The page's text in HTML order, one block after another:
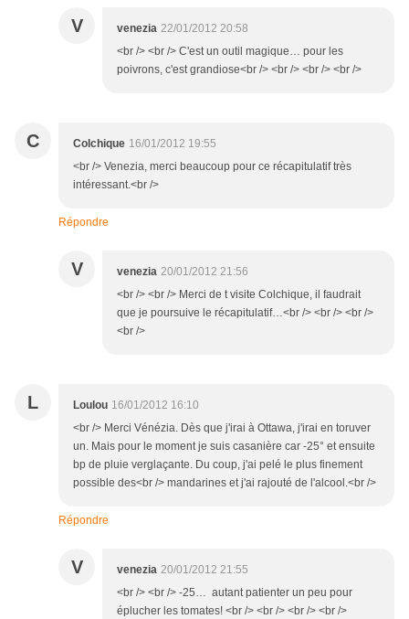
V venezia 22/01/2012 20:58
<br /> <br /> C'est un outil magique… pour les
poivrons, c'est grandiose<br /> <br /> <br /> <br />
C Colchique 16/01/2012 19:55
<br /> Venezia, merci beaucoup pour ce récapitulatif très
intéressant.<br />
Répondre
V venezia 20/01/2012 21:56
<br /> <br /> Merci de t visite Colchique, il faudrait
que je poursuive le récapitulatif…<br /> <br /> <br />
<br />
L Loulou 16/01/2012 16:10
<br /> Merci Vénézia. Dès que j'irai à Ottawa, j'irai en toruver
un. Mais pour le moment je suis casanière car -25° et ensuite
bp de pluie verglaçante. Du coup, j'ai pelé le plus finement
possible des<br /> mandarines et j'ai rajouté de l'alcool.<br />
Répondre
V venezia 20/01/2012 21:55
<br /> <br /> -25… autant patienter un peu pour
éplucher les tomates! <br /> <br /> <br /> <br />